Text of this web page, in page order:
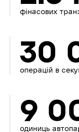
фінасових
30
операцій в
9
одиниць